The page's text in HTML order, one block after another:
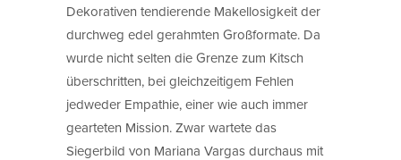
Dekorativen tendierende Makellosigkeit der
durchweg edel gerahmten Großformate. Da
wurde nicht selten die Grenze zum Kitsch
überschritten, bei gleichzeitigem Fehlen
jedweder Empathie, einer wie auch immer
gearteten Mission. Zwar wartete das
Siegerbild von Mariana Vargas durchaus mit